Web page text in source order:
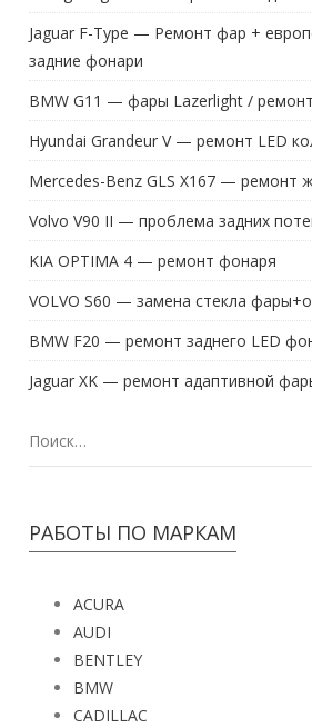
Jaguar F-Type — Ремонт фар +
задние фонари
BMW G11 — фары Lazerlight /
Hyundai Grandeur V — ремонт LED
Mercedes-Benz GLS X167 — ремонт
Volvo V90 II — проблема задних
KIA OPTIMA 4 — ремонт фонаря
VOLVO S60 — замена стекла
BMW F20 — ремонт заднего LED
Jaguar XK — ремонт адаптивной
РАБОТЫ ПО МАРКАМ
ACURA
AUDI
BENTLEY
BMW
CADILLAC